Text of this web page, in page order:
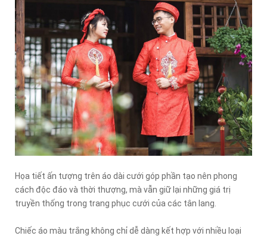
Họa tiết ấn tượng trên áo dài cưới góp phần tạo nên phong
cách độc đáo và thời thượng, mà vẫn giữ lại những giá trị
truyền thống trong trang phục cưới của các tân lang.
Chiếc áo màu trắng không chỉ dễ dàng kết hợp với nhiều loại